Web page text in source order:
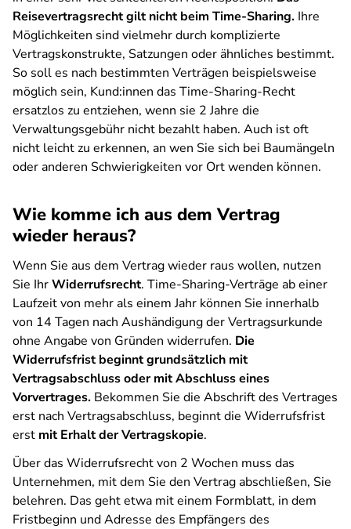
Reisevertragsrecht gilt nicht beim Time-Sharing. Ihre
Möglichkeiten sind vielmehr durch komplizierte
Vertragskonstrukte, Satzungen oder ähnliches bestimmt.
So soll es nach bestimmten Verträgen beispielsweise
möglich sein, Kund:innen das Time-Sharing-Recht
ersatzlos zu entziehen, wenn sie 2 Jahre die
Verwaltungsgebühr nicht bezahlt haben. Auch ist oft
nicht leicht zu erkennen, an wen Sie sich bei Baumängeln
oder anderen Schwierigkeiten vor Ort wenden können.
Wie komme ich aus dem Vertrag
wieder heraus?
Wenn Sie aus dem Vertrag wieder raus wollen, nutzen
Sie IhrWiderrufsrecht. Time-Sharing-Verträge ab einer
Laufzeit von mehr als einem Jahr können Sie innerhalb
von 14 Tagen nach Aushändigung der Vertragsurkunde
ohne Angabe von Gründen widerrufen. Die
Widerrufsfrist beginnt grundsätzlich mit
Vertragsabschluss oder mit Abschluss eines
Vorvertrages. Bekommen Sie die Abschrift des Vertrages
erst nach Vertragsabschluss, beginnt die Widerrufsfrist
erst mit Erhalt der Vertragskopie.
Über das Widerrufsrecht von 2 Wochen muss das
Unternehmen, mit dem Sie den Vertrag abschließen, Sie
belehren. Das geht etwa mit einem Formblatt, in dem
Fristbeginn und Adresse des Empfängers des